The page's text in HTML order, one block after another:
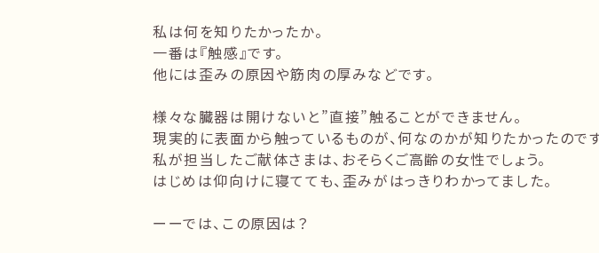
私は何を知りたかったか。
一番は『触感』です。
他には歪みの原因や筋肉の厚みなどです。
様々な臓器は開けないと”直接”触ることができません。
現実的に表面から触っているものが、何なのかが知りたかったのです
私が担当したご献体さまは、おそらくご高齢の女性でしょう。
はじめは仰向けに寝てても、歪みがはっきりわかってました。
ーーでは、この原因は？